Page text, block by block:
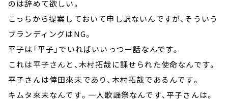
のは辞めて欲しい。
こっちから提案しておいて申し訳ないんですが、そういう
ブランディングはNG。
平子は「平子」でいればいいっつー話なんです。
これは平子さんと、木村拓哉に課せられた使命なんです。
平子さんは倖田來未であり、木村拓哉であるんです。
キムタ來未なんです。一人歌謡祭なんです、平子さんは。